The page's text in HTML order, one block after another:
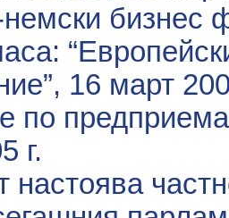
бизнес
, 16 март
по
г.
настоява